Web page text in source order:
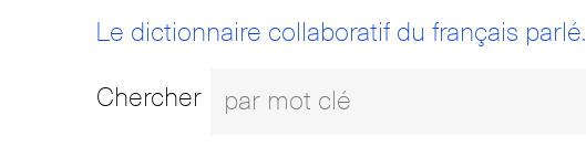
Le dictionnaire collaboratif du français parlé.
Chercher